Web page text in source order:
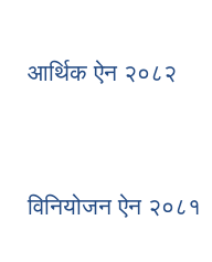
आर्थिक ऐन २०८२
विनियोजन ऐन २०८१